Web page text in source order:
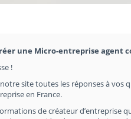
une Micro-entreprise agent
!
site toutes les réponses à
en France.
de créateur